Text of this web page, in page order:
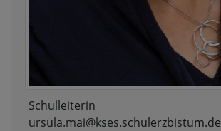
Schulleiterin
ursula.mai@kses.schulerzbistum.de